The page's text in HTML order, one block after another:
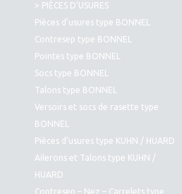
> PIÈCES D’USURES
Pièces d’usures type BONNEL
Contresep type BONNEL
Pointes type BONNEL
Socs type BONNEL
Talons type BONNEL
Versoirs et socs de rasette type
BONNEL
Pièces d’usures type KUHN / HUARD
Ailerons et Talons type KUHN /
HUARD
Contresep – Nez – Carrelets type